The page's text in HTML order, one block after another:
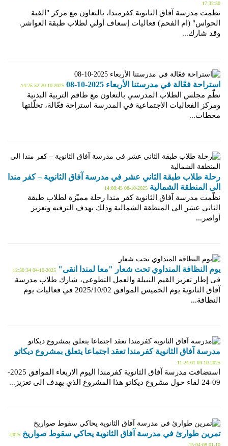
17:32:50
نظمت مدرسة آفاق الثانوية كفرمندا، بالتعاون مع مركز "الفية
الحواس" (ام الفحم) فعاليات إسعاف أولي لطلاب طبقة العواشر.
وقد شارك...
استراحة فعّالة في مدرستنا الأربعاء 2025-10-08 2025-10-20 14:25:52
نظّم مجلس الطلاب المدرسي بالتعاون مع طاقم التربية البدنية
ومركز الفعاليات الاجتماعية في المدرسة استراحة فعّالة، تخلّلتها
محطات...
رحلة طلاب طبقة الثاني عشر في مدرسة آفاق الثانوية – كفر مندا
الى المنطقة الشمالية 2025-10-08 14:08:43
نظّمت مدرسة آفاق الثانوية كفر مندا رحلة مميّزة لطلاب طبقة
الثاني عشر الى المنطقة الشمالية وذلك بهدف الترفيه وتعزيز
أواصر...
يوم النظافة المنداوي تحت شعار "معا لمندا انقى" 2025-10-04 12:30:34
في إطار تعزيز القيم النبيلة والعمل التطوعي، شارك طلاب مدرسة
آفاق الثانوية يوم الخميس الموافق 2025/10/02 في فعاليات يوم
النظافة...
مدرسة آفاق الثانوية كفرمندا تعقد اجتماعا يتعلق بمشروع ديكاتو
2025-10-04 11:24:01
استضافت مدرسة آفاق الثانوية كفرمندا اليوم الاربعاء الموافق 2025-
09-24 لقاء حول مشروع ديكاتو هذا المشروع الذي يهدف الى تعزيز...
تمرين طوارئ في مدرسة آفاق الثانوية يحاكي سقوط صواريخ
2025-
10-01 15:04:08